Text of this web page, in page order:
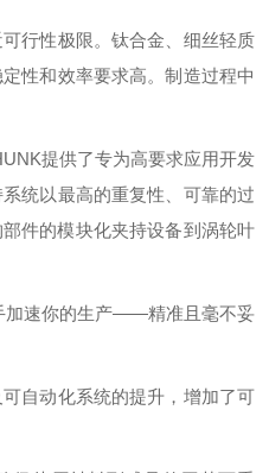
行性极限。钛合金、细丝轻质
性和效率要求高。制造过程中
提供了专为高要求应用开发
统以最高的重复性、可靠的过
件的模块化夹持设备到涡轮叶
加速你的生产——精准且毫不妥
自动化系统的提升，增加了可